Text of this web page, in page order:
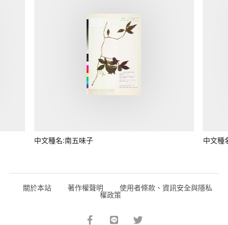
中文種名:南五味子 中文種
關於本站 著作權聲明 使用者條款、資訊安全與隱私
權政策